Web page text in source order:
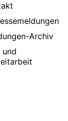
Archiv
und